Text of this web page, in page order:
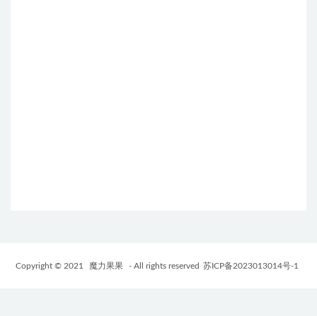
Copyright © 2021 魔力果果 - All rights reserved 苏ICP备2023013014号-1